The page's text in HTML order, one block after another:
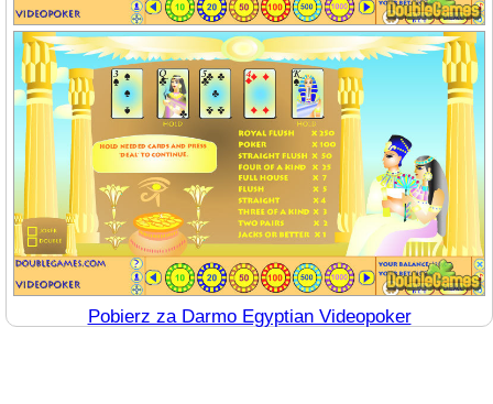
Pobierz za Darmo Egyptian Videopoker